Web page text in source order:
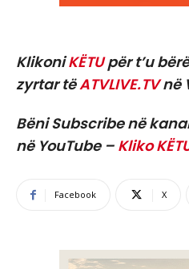
KlikoniKËTUpër t’u
zyrtar tëATVLIVE.TVnë
Bëni Subscribe në
në YouTube – Kliko
Facebook X